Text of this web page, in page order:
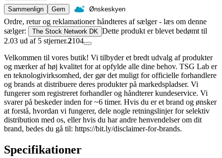
Sammenlign
Gem Ønskeskyen
Ordre, retur og reklamationer håndteres af sælger - læs om denne
sælger:
The Stock Network DK Dette produkt er blevet bedømt til
2.03 ud af 5 stjerner.2104
Velkommen til vores butik! Vi tilbyder et bredt udvalg af produkter
og mærker af høj kvalitet for at opfylde alle dine behov. TSG Lab er
en teknologivirksomhed, der gør det muligt for officielle forhandlere
og brands at distribuere deres produkter på markedspladser. Vi
fungerer som registreret forhandler og håndterer kundeservice. Vi
svarer på beskeder inden for ~6 timer. Hvis du er et brand og ønsker
at forstå, hvordan vi fungerer, dele nogle retningslinjer for selektiv
distribution med os, eller hvis du har andre henvendelser om dit
brand, bedes du gå til: https://bit.ly/disclaimer-for-brands.
Specifikationer